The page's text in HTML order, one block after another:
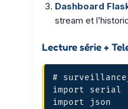
Dashboard
stream et
Lecture série +
#
import serial
import json